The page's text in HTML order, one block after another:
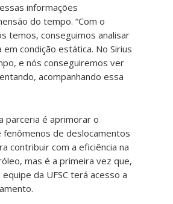
informações
do tempo. “Com o
temos, conseguimos analisar
em condição estática. No Sirius
e nós conseguiremos ver
acompanhando essa
parceria é aprimorar o
de deslocamentos
contribuir com a eficiência na
mas é a primeira vez que,
da UFSC terá acesso a